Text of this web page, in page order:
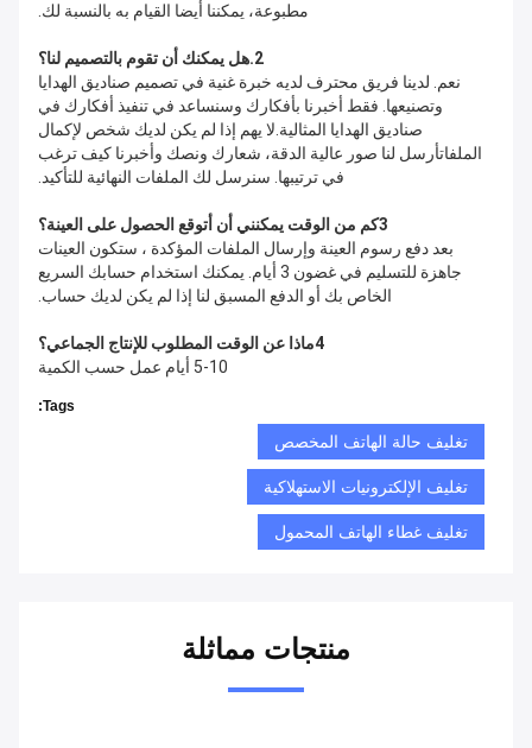
مطبوعة، يمكننا أيضا القيام به بالنسبة لك.
2. هل يمكنك أن تقوم بالتصميم لنا؟
نعم. لدينا فريق محترف لديه خبرة غنية في تصميم صناديق الهدايا
وتصنيعها. فقط أخبرنا بأفكارك وسنساعد في تنفيذ أفكارك في
صناديق الهدايا المثالية.لا يهم إذا لم يكن لديك شخص لإكمال
الملفاتأرسل لنا صور عالية الدقة، شعارك ونصك وأخبرنا كيف ترغب
في ترتيبها. سنرسل لك الملفات النهائية للتأكيد.
3كم من الوقت يمكنني أن أتوقع الحصول على العينة؟
بعد دفع رسوم العينة وإرسال الملفات المؤكدة ، ستكون العينات
جاهزة للتسليم في غضون 3 أيام. يمكنك استخدام حسابك السريع
الخاص بك أو الدفع المسبق لنا إذا لم يكن لديك حساب.
4ماذا عن الوقت المطلوب للإنتاج الجماعي؟
5-10 أيام عمل حسب الكمية
Tags:
تغليف حالة الهاتف المخصص
تغليف الإلكترونيات الاستهلاكية
تغليف غطاء الهاتف المحمول
منتجات مماثلة